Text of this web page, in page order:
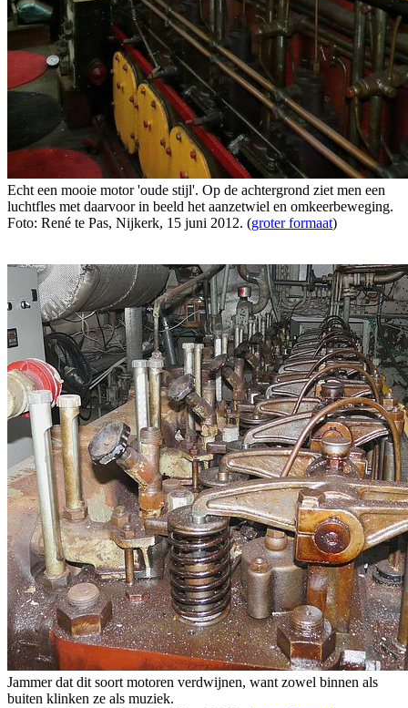
Echt een mooie motor 'oude stijl'. Op de achtergrond ziet men een
luchtfles met daarvoor in beeld het aanzetwiel en omkeerbeweging.
Foto: René te Pas, Nijkerk, 15 juni 2012. (groter formaat)
Jammer dat dit soort motoren verdwijnen, want zowel binnen als
buiten klinken ze als muziek.